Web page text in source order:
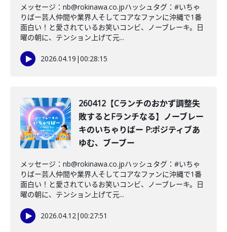
メッセージ：nb@rokinawa.co.jpハッシュタグ：#いちゃ
りばー芸人仲間や業界人そしてコアなファンに沖縄で1番
面白い！と愛されているお笑いコンビ、ノーブレーキ。日
曜の朝に、テンション上げて元...
2026.04.19 |00:28:15
260412【Cランチのおかず調整失
敗するとFランチなる】ノーブレー
キのいちゃりばー P:ポジティブあ
ゆむ、ブーブー
メッセージ：nb@rokinawa.co.jpハッシュタグ：#いちゃ
りばー芸人仲間や業界人そしてコアなファンに沖縄で1番
面白い！と愛されているお笑いコンビ、ノーブレーキ。日
曜の朝に、テンション上げて元...
2026.04.12|00:27:51